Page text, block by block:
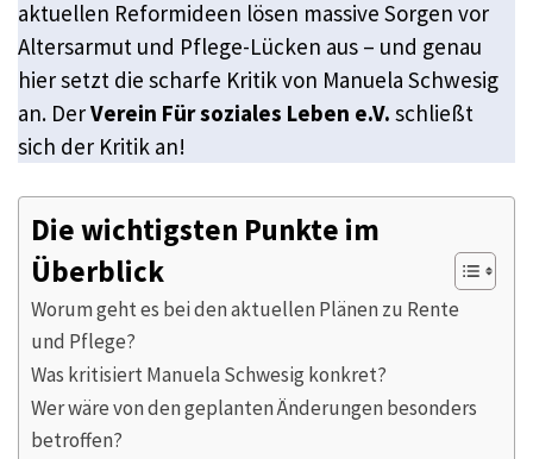
aktuellen Reformideen lösen massive Sorgen vor
Altersarmut und Pflege-Lücken aus – und genau
hier setzt die scharfe Kritik von Manuela Schwesig
an. DerVerein Für soziales Leben e.V. schließt
sich der Kritik an!
Die wichtigsten Punkte im
Überblick
Worum geht es bei den aktuellen Plänen zu Rente
und Pflege?
Was kritisiert Manuela Schwesig konkret?
Wer wäre von den geplanten Änderungen besonders
betroffen?